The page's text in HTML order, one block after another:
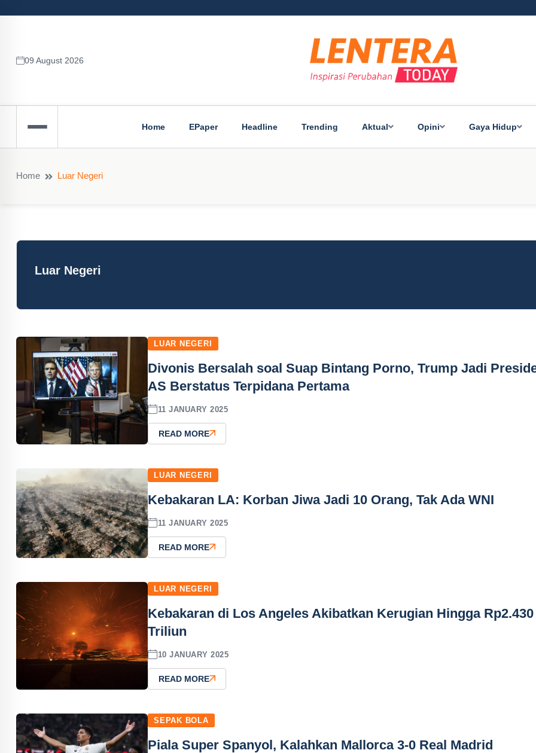
09 August 2026
Home EPaper Headline Trending Aktual Opini Gaya Hidup
Home Luar Negeri
Luar Negeri
LUAR NEGERI
Divonis Bersalah soal Suap Bintang Porno, Trump Jadi
AS Berstatus Terpidana Pertama
11 JANUARY 2025
READ MORE
LUAR NEGERI
Kebakaran LA: Korban Jiwa Jadi 10 Orang, Tak Ada WNI
11 JANUARY 2025
READ MORE
LUAR NEGERI
Kebakaran di Los Angeles Akibatkan Kerugian Hingga Rp2.430
Triliun
10 JANUARY 2025
READ MORE
SEPAK BOLA
Piala Super Spanyol, Kalahkan Mallorca 3-0 Real Madrid